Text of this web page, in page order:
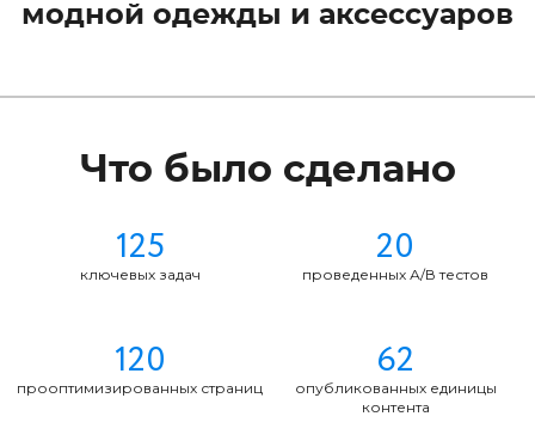
модной одежды и аксессуаров
Что было сделано
125
ключевых задач
120
прооптимизированных страниц
20
проведенных А/В тестов
62
опубликованных единицы
контента